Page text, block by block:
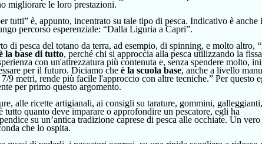
migliorare le loro prestazioni.
tutti” è, appunto, incentrato su tale tipo di pesca. Indicativo è anche
percorso esperenziale: “Dalla Liguria a Capri”.
di pesca del totano da terra, ad esempio, di spinning, e molto altro,
la base di tutto, perché chi si approccia alla pesca utilizzando la fissa
con un'attrezzatura più contenuta e, senza spendere molto,
per il futuro. Diciamo che è la scuola base, anche a livello
9 metri, rende più facile l'approccio con altre tecniche.” Per questo
per primo questo argomento.
alle ricette artigianali, ai consigli su tarature, gommini,
tutto quanto deve imparare o approfondire un pescatore, egli ha
su un’antica tradizione caprese di pesca alle occhiate. Un vero
che lo ospita.